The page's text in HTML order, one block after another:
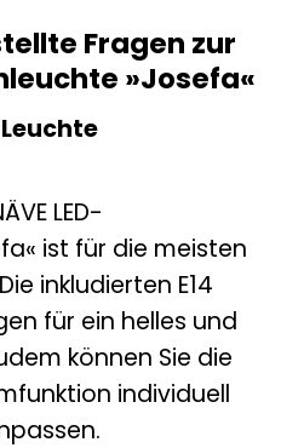
Fragen zur
»Josefa«
LED-
ist für die meisten
inkludierten E14
für ein helles und
können Sie die
individuell